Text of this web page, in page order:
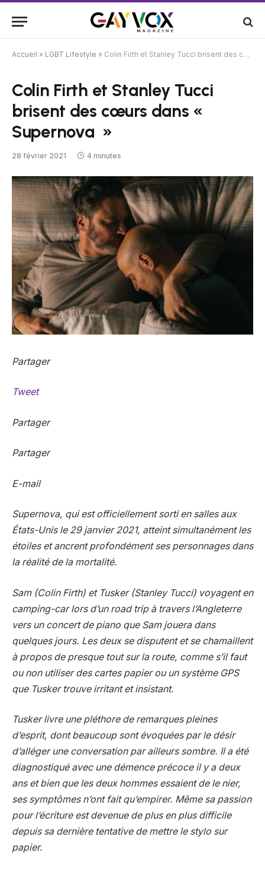
Accueil » LGBT Lifestyle » Colin Firth et Stanley Tucci brisent des cœurs dans « Supernova »
Colin Firth et Stanley Tucci
brisent des cœurs dans «
Supernova »
28 février 2021 4 minutes
Partager
Tweet
Partager
Partager
E-mail
Supernova, qui est officiellement sorti en salles aux
États-Unis le 29 janvier 2021, atteint simultanément les
étoiles et ancrent profondément ses personnages dans
la réalité de la mortalité.
Sam (Colin Firth) et Tusker (Stanley Tucci) voyagent en
camping-car lors d’un road trip à travers l’Angleterre
vers un concert de piano que Sam jouera dans
quelques jours. Les deux se disputent et se chamaillent
à propos de presque tout sur la route, comme s’il faut
ou non utiliser des cartes papier ou un système GPS
que Tusker trouve irritant et insistant.
Tusker livre une pléthore de remarques pleines
d’esprit, dont beaucoup sont évoquées par le désir
d’alléger une conversation par ailleurs sombre. Il a été
diagnostiqué avec une démence précoce il y a deux
ans et bien que les deux hommes essaient de le nier,
ses symptômes n’ont fait qu’empirer. Même sa passion
pour l’écriture est devenue de plus en plus difficile
depuis sa dernière tentative de mettre le stylo sur
papier.